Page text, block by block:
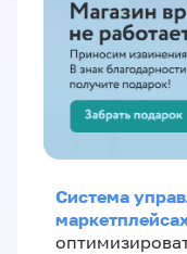
Система